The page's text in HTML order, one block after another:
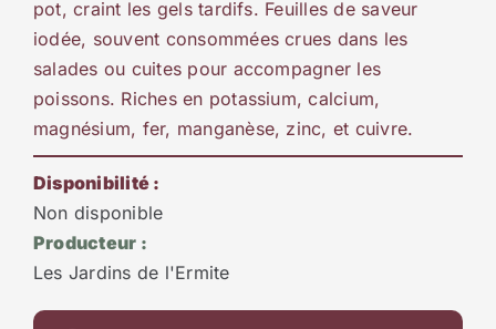
pot, craint les gels tardifs. Feuilles de saveur
iodée, souvent consommées crues dans les
salades ou cuites pour accompagner les
poissons. Riches en potassium, calcium,
magnésium, fer, manganèse, zinc, et cuivre.
Disponibilité :
Non disponible
Producteur :
Les Jardins de l'Ermite